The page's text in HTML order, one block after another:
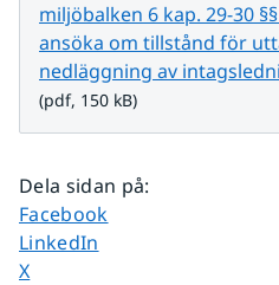
miljöbalken 6 kap. 29-30
ansöka om tillstånd för
nedläggning av
(pdf, 150 kB)
Dela sidan på:
Dela sidan på
Facebook
Dela sidan på
LinkedIn
Dela sidan på
X